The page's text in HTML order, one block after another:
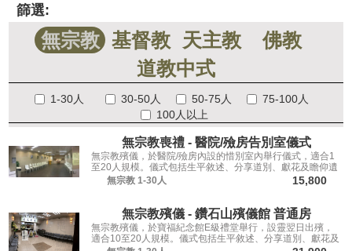
篩選:
無宗教 基督教 天主教
佛教
道教中式
1-30人 30-50人 50-75人
75-100人
100人以上
無宗教喪禮 - 醫院/殮房告別室儀式
無宗教殯儀，於醫院/殮房內設的惜別室內舉行儀式，適合1
至20人規模。儀式包括生平敘述、分享道別、獻花及瞻仰遺
容，讓親友從容道別。
無宗教 1-30人 15,800
無宗教殯儀 - 鑽石山殯儀館 普通房
無宗教殯儀，於寶福紀念館E級禮堂舉行，設靈翌日出殯，
適合10至20人規模。儀式包括生平敘述、分享道別、獻花及